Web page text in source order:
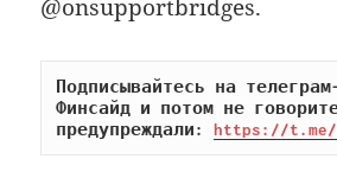
@onsupportbridges.
Подписывайтесь на
Финсайд и потом не
предупреждали: https://